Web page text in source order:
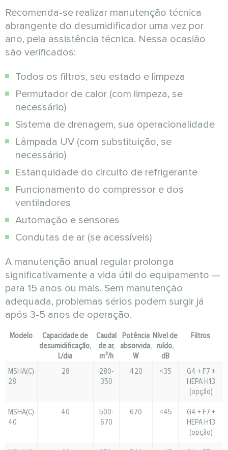
Recomenda-se realizar manutenção técnica
abrangente do desumidificador uma vez por
ano, pela assistência técnica. Nessa ocasião
são verificados:
Todos os filtros, seu estado e limpeza
Permutador de calor (com limpeza, se
necessário)
Sistema de drenagem, sua operacionalidade
Lâmpada UV (com substituição, se
necessário)
Estanquidade do circuito de refrigerante
Funcionamento do compressor e dos
ventiladores
Automação e sensores
Condutas de ar (se acessíveis)
A manutenção anual regular prolonga
significativamente a vida útil do equipamento —
para 15 anos ou mais. Sem manutenção
adequada, problemas sérios podem surgir já
após 3-5 anos de operação.
Modelo
Capacidade de
desumidificação,
L/dia
Caudal
de ar,
m³/h
Potência
absorvida,
W
Nível de
ruído,
dB
Filtros
MSHA(C)
28
28
280-
350
420 <35
G4 + F7 +
HEPA H13
(opção)
MSHA(C)
40
40
500-
670
670 <45
G4 + F7 +
HEPA H13
(opção)